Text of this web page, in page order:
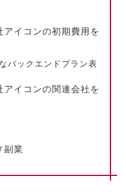
アイコンの初期費用を
バックエンドプラン表
アイコンの関連会社を
副業